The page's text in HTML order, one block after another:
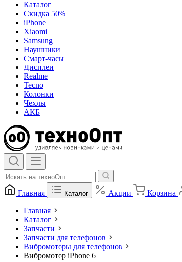
Каталог
Скидка 50%
iPhone
Xiaomi
Samsung
Наушники
Смарт-часы
Дисплеи
Realme
Tecno
Колонки
Чехлы
АКБ
Главная Каталог Акции Корзина
Главная
Каталог
Запчасти
Запчасти для телефонов
Вибромоторы для телефонов
Вибромотор iPhone 6